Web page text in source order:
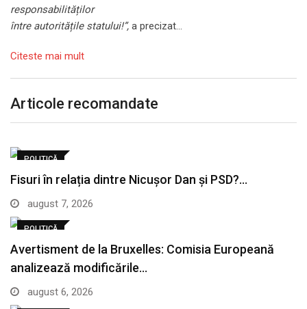
responsabilităților
între autoritățile statului!”, a precizat…
Citeste mai mult
Articole recomandate
POLITICĂ
Fisuri în relația dintre Nicușor Dan și PSD?…
august 7, 2026
POLITICĂ
Avertisment de la Bruxelles: Comisia Europeană
analizează modificările…
august 6, 2026